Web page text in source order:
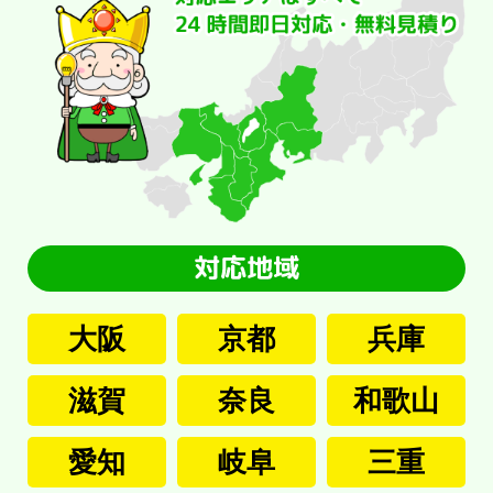
大阪 京都
兵庫
滋賀
奈良
和歌山
愛知
岐阜 三重